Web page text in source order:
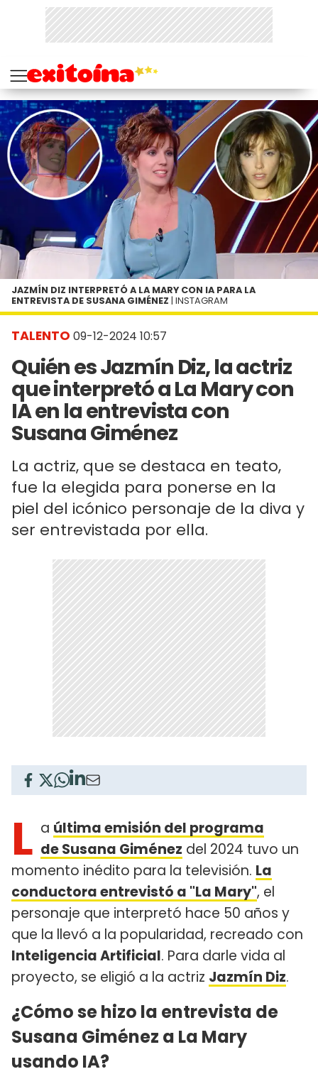
TALENTO 09-12-2024 10:57
Quién es Jazmín Diz, la actriz
que interpretó a La Mary con
IA en la entrevista con
Susana Giménez
La actriz, que se destaca en teato,
fue la elegida para ponerse en la
piel del icónico personaje de la diva y
ser entrevistada por ella.
JAZMÍN DIZ INTERPRETÓ A LA MARY CON IA PARA LA
ENTREVISTA DE SUSANA GIMÉNEZ | INSTAGRAM
L a última emisión del programa
de Susana Giménez del 2024 tuvo un
momento inédito para la televisión. La
conductora entrevistó a "La Mary", el
personaje que interpretó hace 50 años y
que la llevó a la popularidad, recreado con
Inteligencia Artificial. Para darle vida al
proyecto, se eligió a la actriz Jazmín Diz.
¿Cómo se hizo la entrevista de
Susana Giménez a La Mary
usando IA?